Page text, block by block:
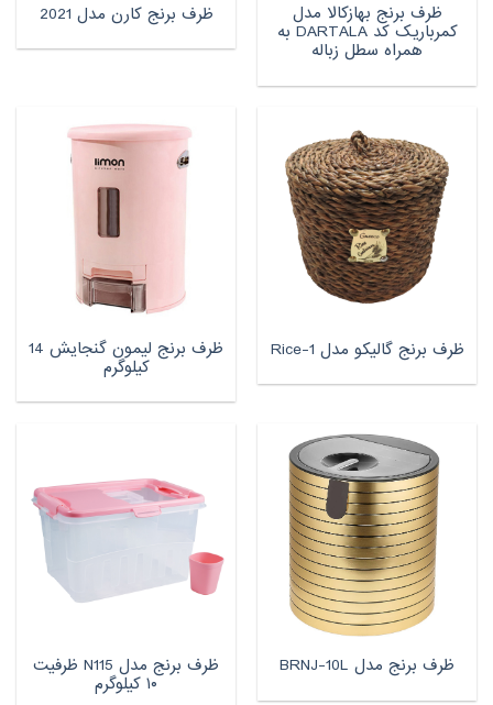
ظرف برنج بهازکالا مدل
کمرباریک کد DARTALA به
همراه سطل زباله
ظرف برنج کارن مدل 2021
ظرف برنج گالیکو مدل Rice-1 ظرف برنج لیمون گنجایش 14
کیلوگرم
ظرف برنج مدل BRNJ-10L ظرف برنج مدل N115 ظرفیت
۱۰ کیلوگرم